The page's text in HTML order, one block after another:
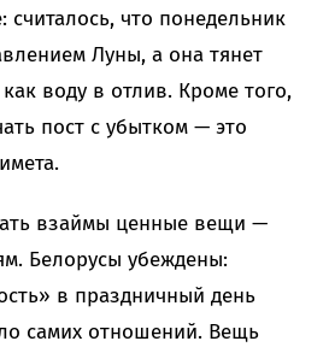
считалось, что понедельник
Луны, а она тянет
воду в отлив. Кроме того,
пост с убытком — это
взаймы ценные вещи —
Белорусы убеждены:
в праздничный день
самих отношений. Вещь